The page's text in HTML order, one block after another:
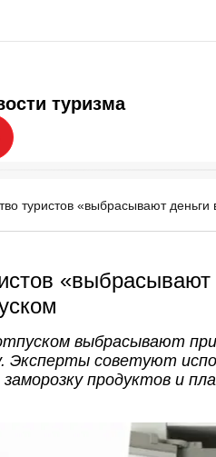
туризма
туристов «выбрасывают
выбрасывают
Эксперты советуют
продуктов и